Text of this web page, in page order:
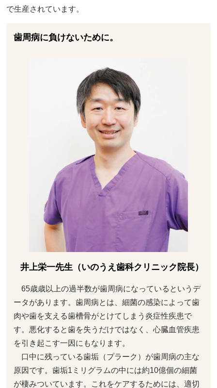
で生産されています。
歯周病に負けないために。
井上栄一先生（いのうえ歯科クリニック院長）
65歳歳以上の過半数が歯周病になっているというデ
ータがあります。歯周病とは、細菌の感染によって歯
肉や歯を支える歯槽骨がとけてしまう炎症性疾患で
す。悪化すると歯を失うだけではなく、心臓血管疾患
を引き起こす一因にもなります。
口中に残っている歯垢（プラーク）が歯周病の主な
原因です。歯垢1ミリグラムの中には約10億個の細菌
が棲みついています。これをケアするためには、適切